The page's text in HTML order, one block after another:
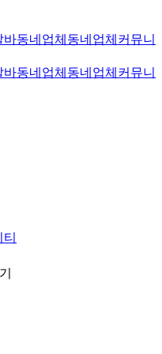
바동네업체 동네업체 커뮤니
바동네업체 동네업체 커뮤니